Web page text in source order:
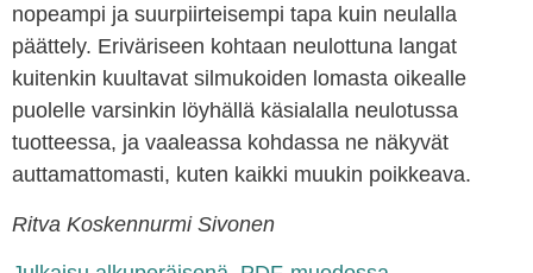
nopeampi ja suurpiirteisempi tapa kuin neulalla
päättely. Eriväriseen kohtaan neulottuna langat
kuitenkin kuultavat silmukoiden lomasta oikealle
puolelle varsinkin löyhällä käsialalla neulotussa
tuotteessa, ja vaaleassa kohdassa ne näkyvät
auttamattomasti, kuten kaikki muukin poikkeava.
Ritva Koskennurmi Sivonen